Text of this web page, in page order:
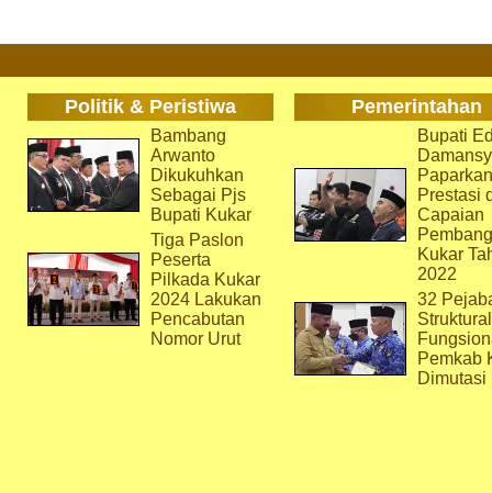
Politik & Peristiwa Pemerintahan
Bambang
Arwanto
Dikukuhkan
Sebagai Pjs
Bupati Kukar
Tiga Paslon
Peserta
Pilkada Kukar
2024 Lakukan
Pencabutan
Nomor Urut
Bupati
Paparkan
Prestasi
Capaian
Kukar
2022
32
Pemkab
Dimutasi